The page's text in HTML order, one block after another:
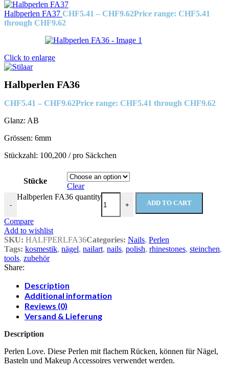
Halbperlen FA37 CHF5.41 – CHF9.62Price range: CHF5.41
through CHF9.62
Click to enlarge
Halbperlen FA36
CHF5.41 – CHF9.62Price range: CHF5.41 through CHF9.62
Glanz: AB
Grössen: 6mm
Stückzahl: 100,200 / pro Säckchen
Stücke
Clear
-
Halbperlen FA36 quantity
+ ADD TO CART
Compare
Add to wishlist
SKU: HALFPERLFA36Categories: Nails, Perlen
Tags: kosmestik, nägel, nailart, nails, polish, rhinestones, steinchen,
tools, zubehör
Share:
Description
Additional information
Reviews (0)
Versand & Lieferung
Description
Perlen Love. Diese Perlen mit flachem Rücken, können für Nägel,
Basteln und Makeup Accessoires verwendet werden.